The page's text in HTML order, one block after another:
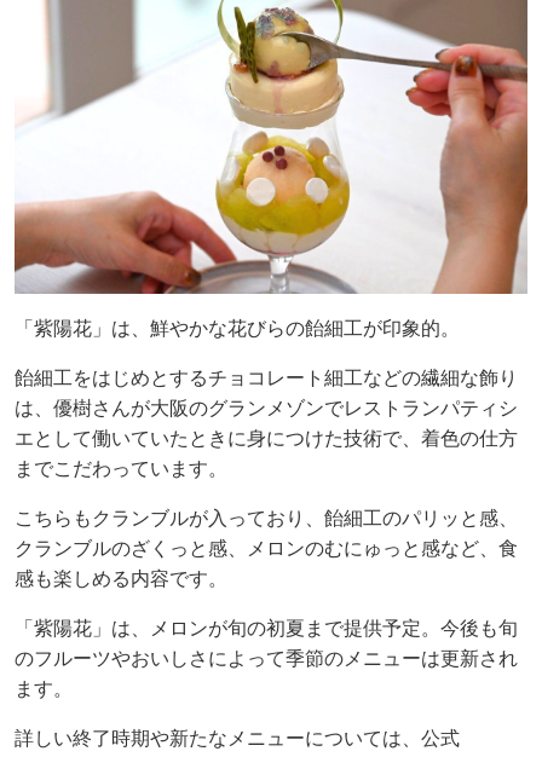
「紫陽花」は、鮮やかな花びらの飴細工が印象的。
飴細工をはじめとするチョコレート細工などの繊細な飾り
は、優樹さんが大阪のグランメゾンでレストランパティシ
エとして働いていたときに身につけた技術で、着色の仕方
までこだわっています。
こちらもクランブルが入っており、飴細工のパリッと感、
クランブルのざくっと感、メロンのむにゅっと感など、食
感も楽しめる内容です。
「紫陽花」は、メロンが旬の初夏まで提供予定。今後も旬
のフルーツやおいしさによって季節のメニューは更新され
ます。
詳しい終了時期や新たなメニューについては、公式